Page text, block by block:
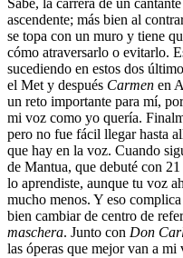
Sabe, la carrera de un
ascendente; más bien al
se topa con un muro y tiene
cómo atraversarlo o evitarlo.
sucediendo en estos dos
el Met y después Carmen en
un reto importante para mí,
mi voz como yo quería.
pero no fue fácil llegar hasta
que hay en la voz. Cuando
de Mantua, que debuté con
lo aprendiste, aunque tu voz
mucho menos. Y eso
bien cambiar de centro de
maschera. Junto con Don
las óperas que mejor van a mi